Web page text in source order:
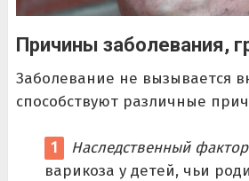
Причины заболевания,
Заболевание не вызывается
способствуют различные
Наследственный
варикоза у детей, чьи